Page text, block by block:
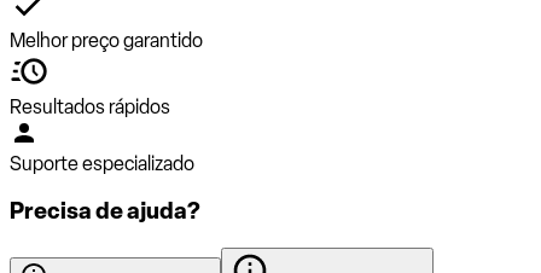
Melhor preço garantido
Resultados rápidos
Suporte especializado
Precisa de ajuda?